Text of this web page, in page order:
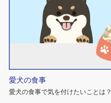
愛犬の食事
愛犬の食事で気を付けたいことは？